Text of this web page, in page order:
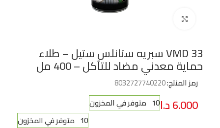
VMD 33 سبريه ستانلس ستيل – طلاء
حماية معدني مضاد للتآكل – 400 مل
رمز المنتج:8032727740220
6.000د.ا10 متوفر في المخزون
10 متوفر في المخزون